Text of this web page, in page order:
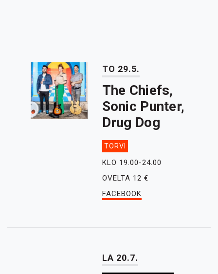
TO 29.5.
The Chiefs,
Sonic Punter,
Drug Dog
TORVI
KLO 19.00-24.00
OVELTA 12 €
FACEBOOK
LA 20.7.